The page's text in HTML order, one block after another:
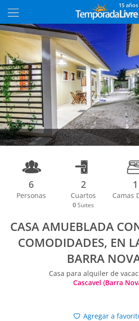
15 años
6
Personas
2
Cuartos
0 Suites
1
Camas
CASA AMUEBLADA
COMODIDADES, EN
BARRA
Casa para alquiler de
Cascavel (Barra
Agregar a